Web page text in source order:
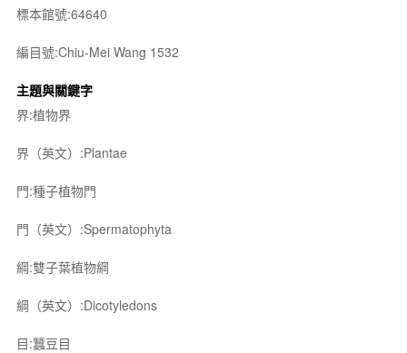
標本館號:64640
編目號:Chiu-Mei Wang 1532
主題與關鍵字
界:植物界
界（英文）:Plantae
門:種子植物門
門（英文）:Spermatophyta
綱:雙子葉植物綱
綱（英文）:Dicotyledons
目:蠶豆目